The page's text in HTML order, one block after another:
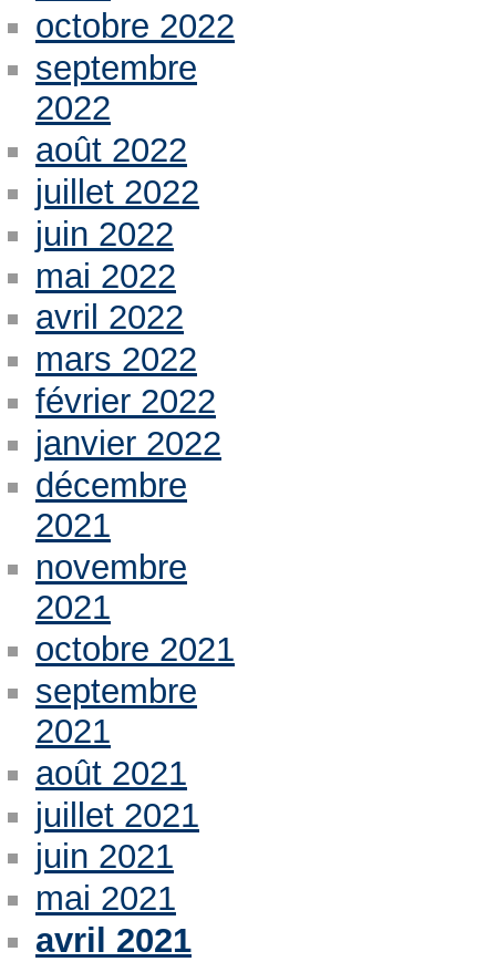
octobre 2022
septembre
2022
août 2022
juillet 2022
juin 2022
mai 2022
avril 2022
mars 2022
février 2022
janvier 2022
décembre
2021
novembre
2021
octobre 2021
septembre
2021
août 2021
juillet 2021
juin 2021
mai 2021
avril 2021